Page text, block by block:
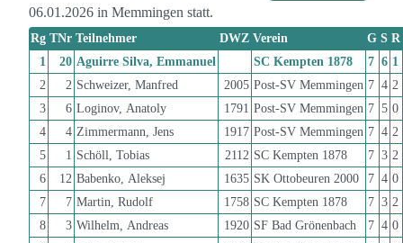
06.01.2026 in Memmingen statt.
Rg TNr Teilnehmer DWZ Verein G S R
1
20 Aguirre Silva, Emmanuel SC Kempten 1878 7 6 1
2
2 Schweizer, Manfred 2005 Post-SV Memmingen 7 4 2
3
6 Loginov, Anatoly 1791 Post-SV Memmingen 7 5 0
4
4 Zimmermann, Jens 1917 Post-SV Memmingen 7 4 2
5
1 Schöll, Tobias 2112 SC Kempten 1878 7 3 2
6
12 Babenko, Aleksej 1635 SK Ottobeuren 2000 7 4 0
7
7 Martin, Rudolf 1758 SC Kempten 1878 7 3 2
8
3 Wilhelm, Andreas 1920 SF Bad Grönenbach 7 4 0